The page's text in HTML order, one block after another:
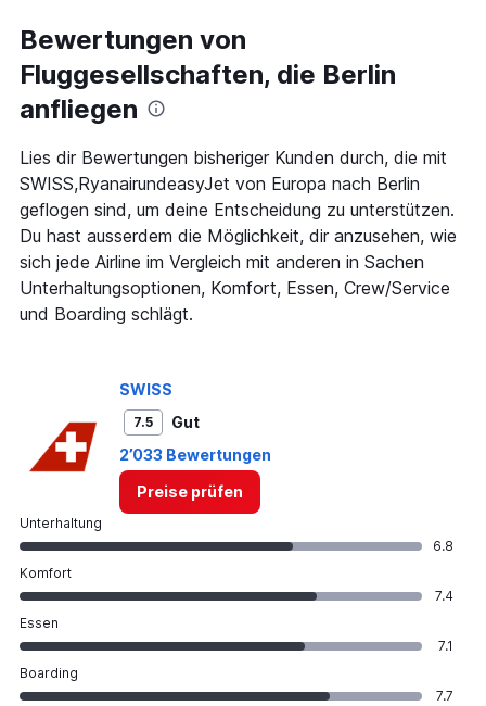
Range:
91
categories.
The
chart
1
Y
axis
displaying
values.
Range:
0
to
300.
Bewertungen von
Fluggesellschaften, die Berlin
anfliegen
Lies dir Bewertungen bisheriger Kunden durch, die mit
SWISS,RyanairundeasyJet von Europa nach Berlin
geflogen sind, um deine Entscheidung zu unterstützen.
Du hast ausserdem die Möglichkeit, dir anzusehen, wie
sich jede Airline im Vergleich mit anderen in Sachen
Unterhaltungsoptionen, Komfort, Essen, Crew/Service
und Boarding schlägt.
SWISS
7.5
Gut
2’033 Bewertungen
Preise prüfen
Unterhaltung
6.8
Komfort
7.4
Essen
7.1
Boarding
7.7